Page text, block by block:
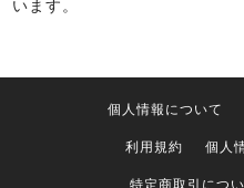
います。
個人情報について
利用規約
個人
特定商取引につ